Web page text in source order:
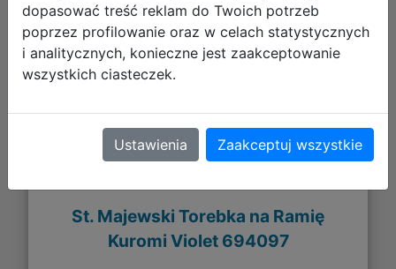
DO KOSZYKA
Galeria zdjęć
St. Majewski Torebka na Ramię
Kuromi Violet 694097
dopasować treść reklam do Twoich potrzeb
poprzez profilowanie oraz w celach statystycznych
i analitycznych, konieczne jest zaakceptowanie
wszystkich ciasteczek.
Ustawienia Zaakceptuj wszystkie